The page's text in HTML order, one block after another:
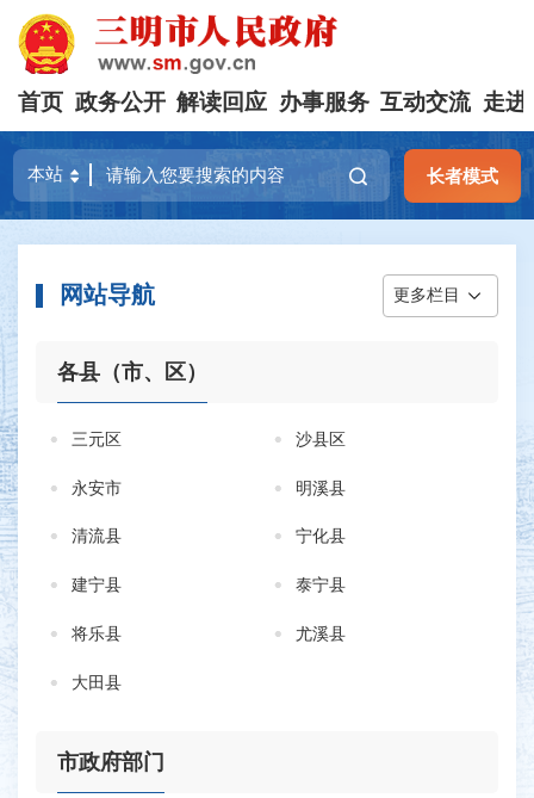
首页 政务公开 解读回应 办事服务 互动交流 走进
长者模式
网站导航 更多栏目
各县（市、区）
三元区 沙县区
永安市 明溪县
清流县 宁化县
建宁县 泰宁县
将乐县 尤溪县
大田县
市政府部门